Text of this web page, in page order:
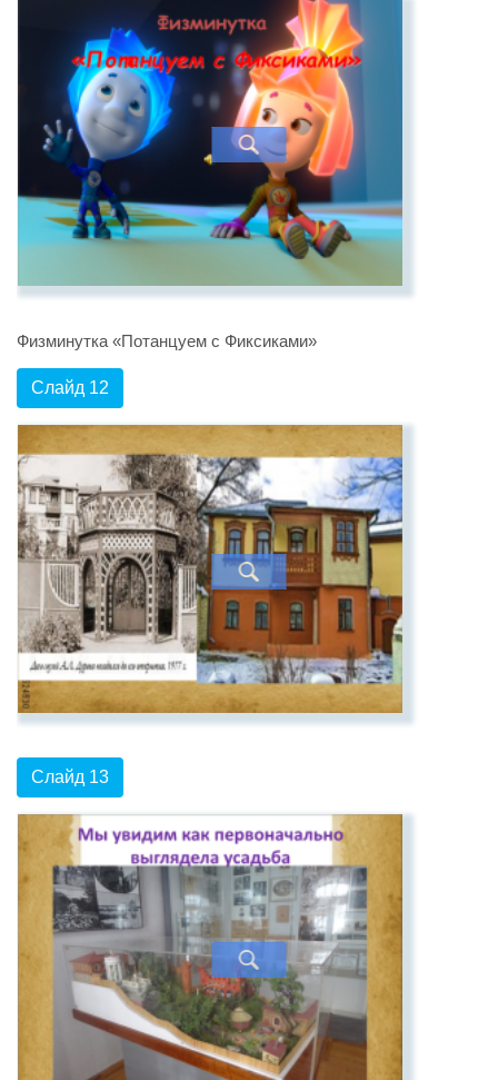
Физминутка «Потанцуем с Фиксиками»
Слайд 12
Слайд 13